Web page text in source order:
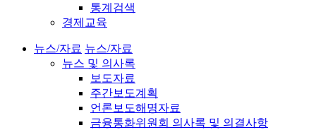
통계검색
경제교육
뉴스/자료 뉴스/자료
뉴스 및 의사록
보도자료
주간보도계획
언론보도해명자료
금융통화위원회 의사록 및 의결사항